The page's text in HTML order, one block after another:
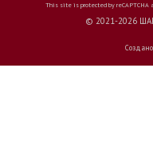
This site is protected by reCAPTCHA
© 2021-2026
Создано